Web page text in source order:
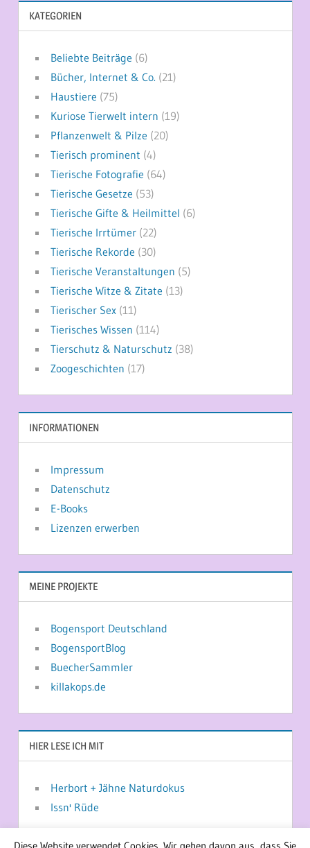
KATEGORIEN
Beliebte Beiträge (6)
Bücher, Internet & Co. (21)
Haustiere (75)
Kuriose Tierwelt intern (19)
Pflanzenwelt & Pilze (20)
Tierisch prominent (4)
Tierische Fotografie (64)
Tierische Gesetze (53)
Tierische Gifte & Heilmittel (6)
Tierische Irrtümer(22)
Tierische Rekorde (30)
Tierische Veranstaltungen (5)
Tierische Witze & Zitate (13)
Tierischer Sex(11)
Tierisches Wissen (114)
Tierschutz & Naturschutz (38)
Zoogeschichten (17)
INFORMATIONEN
Impressum
Datenschutz
E-Books
Lizenzen erwerben
MEINE PROJEKTE
Bogensport Deutschland
BogensportBlog
BuecherSammler
killakops.de
HIER LESE ICH MIT
Herbort + Jähne Naturdokus
Issn' Rüde